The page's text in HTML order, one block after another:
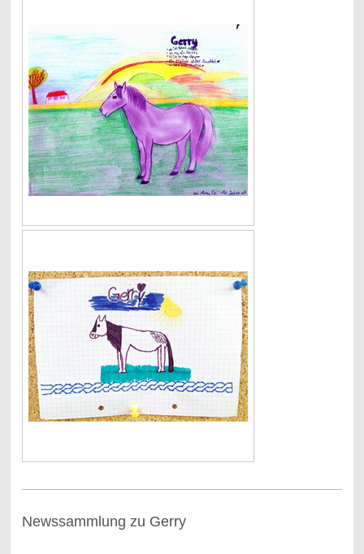
Newssammlung zu Gerry